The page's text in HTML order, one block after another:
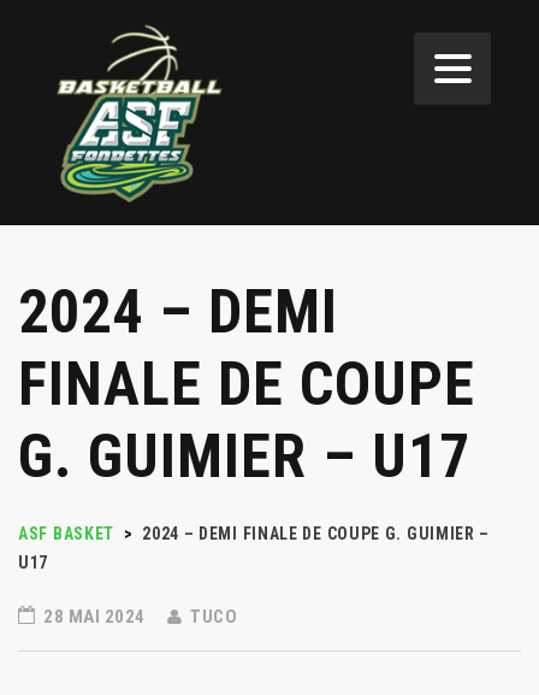
2024 – DEMI
FINALE DE COUPE
G. GUIMIER – U17
ASF BASKET >
2024 – DEMI FINALE DE COUPE G. GUIMIER –
U17
28 MAI 2024 TUCO